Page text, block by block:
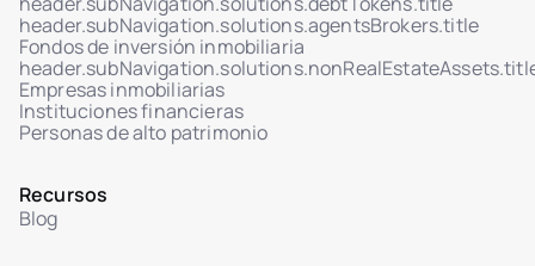
header.subNavigation.solutions.agentsBrokers.title
Fondos de inversión inmobiliaria
Empresas inmobiliarias
Instituciones financieras
Personas de alto patrimonio
Recursos
Blog